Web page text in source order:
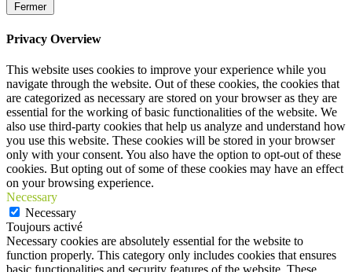
Fermer
Privacy Overview
This website uses cookies to improve your experience while you
navigate through the website. Out of these cookies, the cookies that
are categorized as necessary are stored on your browser as they are
essential for the working of basic functionalities of the website. We
also use third-party cookies that help us analyze and understand how
you use this website. These cookies will be stored in your browser
only with your consent. You also have the option to opt-out of these
cookies. But opting out of some of these cookies may have an effect
on your browsing experience.
Necessary
Necessary
Toujours activé
Necessary cookies are absolutely essential for the website to
function properly. This category only includes cookies that ensures
basic functionalities and security features of the website. These